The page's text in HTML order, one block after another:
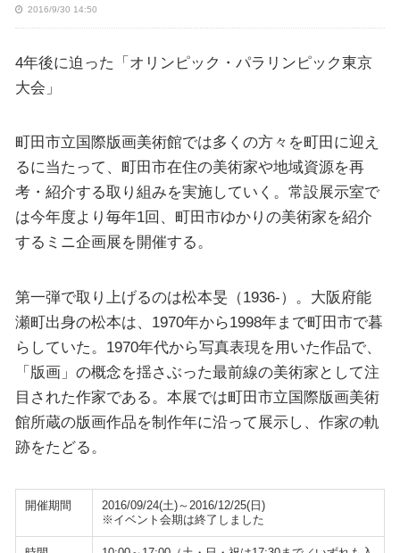
2016/9/30 14:50
4年後に迫った「オリンピック・パラリンピック東京
大会」
町田市立国際版画美術館では多くの方々を町田に迎え
るに当たって、町田市在住の美術家や地域資源を再
考・紹介する取り組みを実施していく。常設展示室で
は今年度より毎年1回、町田市ゆかりの美術家を紹介
するミニ企画展を開催する。
第一弾で取り上げるのは松本旻（1936-）。大阪府能
瀬町出身の松本は、1970年から1998年まで町田市で暮
らしていた。1970年代から写真表現を用いた作品で、
「版画」の概念を揺さぶった最前線の美術家として注
目された作家である。本展では町田市立国際版画美術
館所蔵の版画作品を制作年に沿って展示し、作家の軌
跡をたどる。
開催期間
2016/09/24(土)～2016/12/25(日)
※イベント会期は終了しました